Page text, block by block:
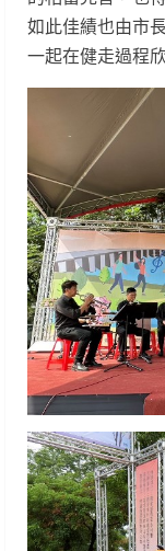
如此佳績也由市
一起在健走過程